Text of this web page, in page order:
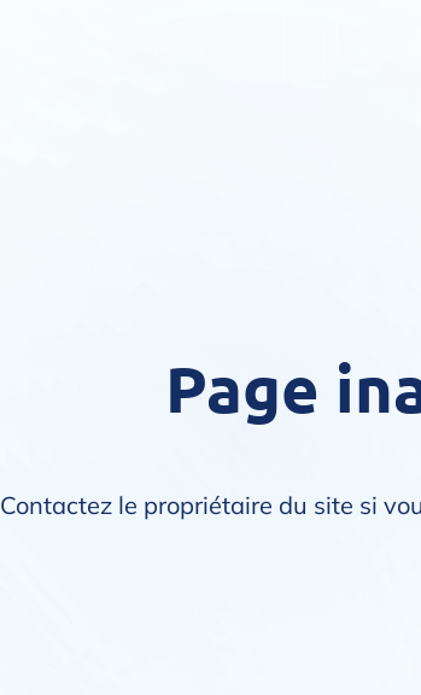
Page
Contactez le propriétaire du site si